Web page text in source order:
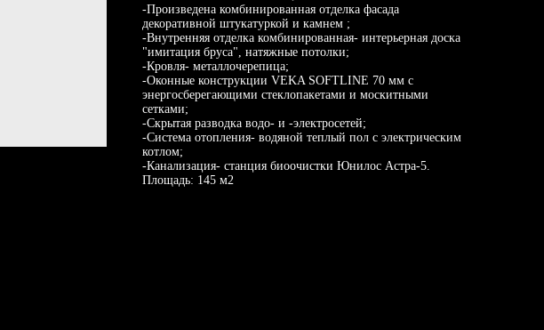
-Произведена комбинированная отделка фасада
декоративной штукатуркой и камнем ;
-Внутренняя отделка комбинированная- интерьерная доска
"имитация бруса", натяжные потолки;
-Кровля- металлочерепица;
-Оконные конструкции VEKA SOFTLINE 70 мм с
энергосберегающими стеклопакетами и москитными
сетками;
-Скрытая разводка водо- и -электросетей;
-Система отопления- водяной теплый пол с электрическим
котлом;
-Канализация- станция биоочистки Юнилос Астра-5.
Площадь: 145 м2